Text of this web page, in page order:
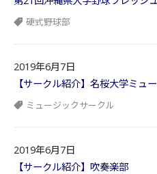
硬式野球部
2019年6月7日
【サークル紹介】名桜大学ミュ
ミュージックサークル
2019年6月7日
【サークル紹介】吹奏楽部